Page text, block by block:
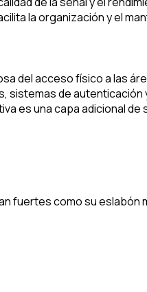
la organización y el
del acceso físico a las
sistemas de
es una capa adicional
fuertes como su